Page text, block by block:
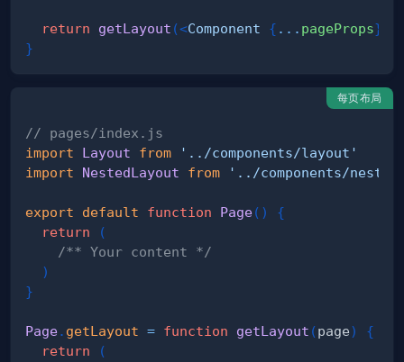
return getLayout (<Component { ... pageProps}
}
每页布局
// pages/index.js
import
Layout from
'../components/layout'
import
NestedLayout from '../components/
export default function Page( )
{
return
(
/** Your content */
)
}
Page. getLayout = function getLayout (page)
{
return
(